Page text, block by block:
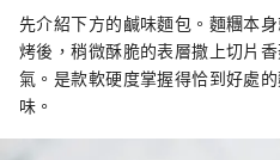
先介紹下方的鹹味麵包。麵糰本
烤後，稍微酥脆的表層撒上切片
氣。是款軟硬度掌握得恰到好處
味。